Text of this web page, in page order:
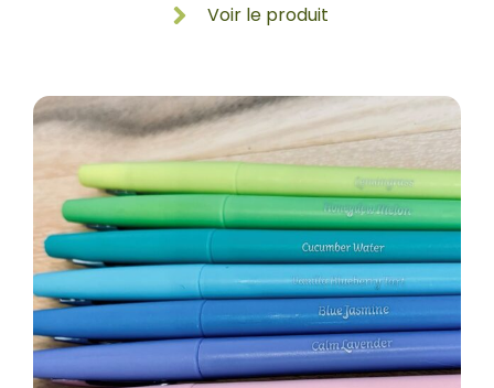
Voir le produit